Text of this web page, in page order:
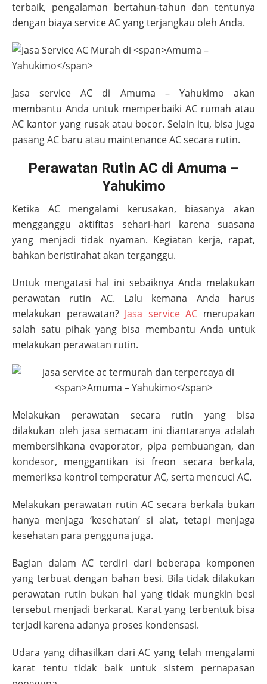
terbaik, pengalaman bertahun-tahun dan tentunya
dengan biaya service AC yang terjangkau oleh Anda.
Jasa service AC di Amuma – Yahukimo akan
membantu Anda untuk memperbaiki AC rumah atau
AC kantor yang rusak atau bocor. Selain itu, bisa juga
pasang AC baru atau maintenance AC secara rutin.
Perawatan Rutin AC di Amuma –
Yahukimo
Ketika AC mengalami kerusakan, biasanya akan
mengganggu aktifitas sehari-hari karena suasana
yang menjadi tidak nyaman. Kegiatan kerja, rapat,
bahkan beristirahat akan terganggu.
Untuk mengatasi hal ini sebaiknya Anda melakukan
perawatan rutin AC. Lalu kemana Anda harus
melakukan perawatan? Jasa service AC merupakan
salah satu pihak yang bisa membantu Anda untuk
melakukan perawatan rutin.
Melakukan perawatan secara rutin yang bisa
dilakukan oleh jasa semacam ini diantaranya adalah
membersihkana evaporator, pipa pembuangan, dan
kondesor, menggantikan isi freon secara berkala,
memeriksa kontrol temperatur AC, serta mencuci AC.
Melakukan perawatan rutin AC secara berkala bukan
hanya menjaga ‘kesehatan’ si alat, tetapi menjaga
kesehatan para pengguna juga.
Bagian dalam AC terdiri dari beberapa komponen
yang terbuat dengan bahan besi. Bila tidak dilakukan
perawatan rutin bukan hal yang tidak mungkin besi
tersebut menjadi berkarat. Karat yang terbentuk bisa
terjadi karena adanya proses kondensasi.
Udara yang dihasilkan dari AC yang telah mengalami
karat tentu tidak baik untuk sistem pernapasan